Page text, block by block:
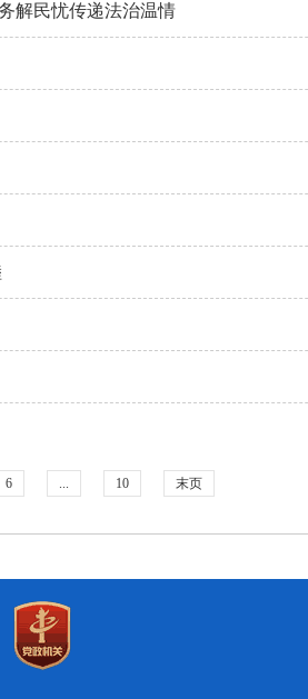
解民忧传递法治温情
6 ... 10 末页